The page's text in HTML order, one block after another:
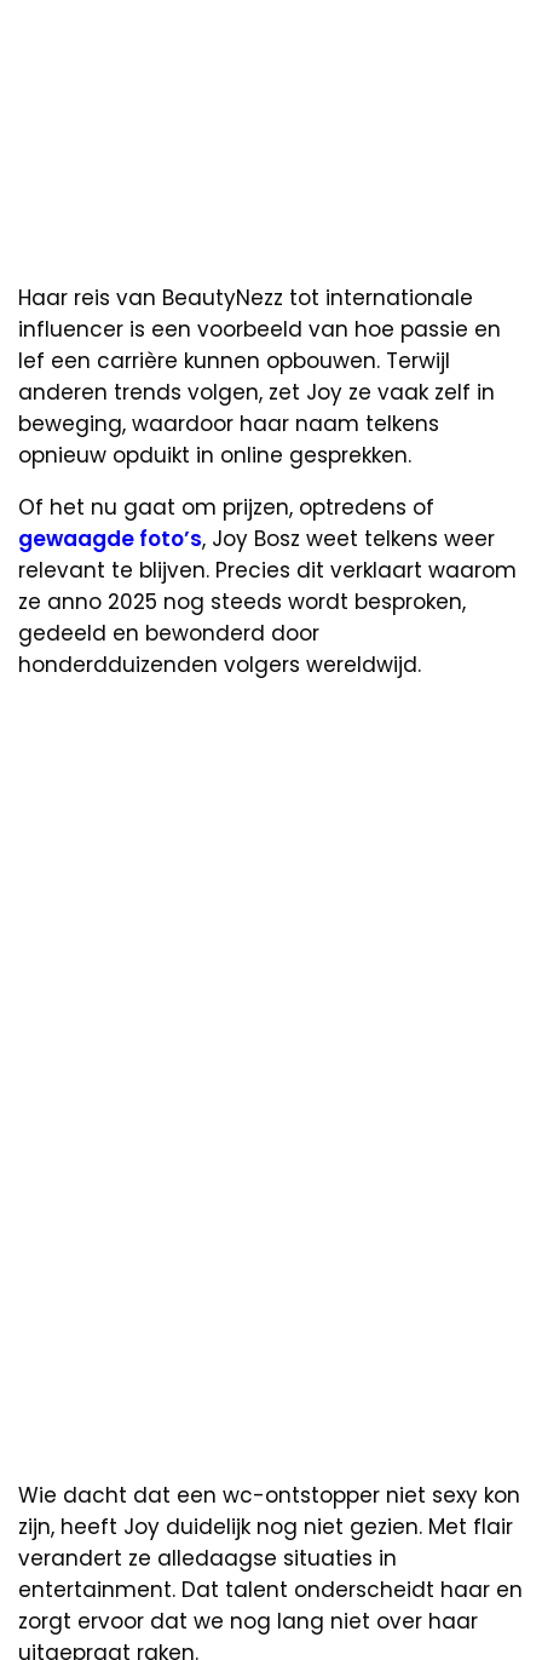
Haar reis van BeautyNezz tot internationale
influencer is een voorbeeld van hoe passie en
lef een carrière kunnen opbouwen. Terwijl
anderen trends volgen, zet Joy ze vaak zelf in
beweging, waardoor haar naam telkens
opnieuw opduikt in online gesprekken.
Of het nu gaat om prijzen, optredens of
gewaagde foto’s, Joy Bosz weet telkens weer
relevant te blijven. Precies dit verklaart waarom
ze anno 2025 nog steeds wordt besproken,
gedeeld en bewonderd door
honderdduizenden volgers wereldwijd.
Wie dacht dat een wc-ontstopper niet sexy kon
zijn, heeft Joy duidelijk nog niet gezien. Met flair
verandert ze alledaagse situaties in
entertainment. Dat talent onderscheidt haar en
zorgt ervoor dat we nog lang niet over haar
uitgepraat raken.